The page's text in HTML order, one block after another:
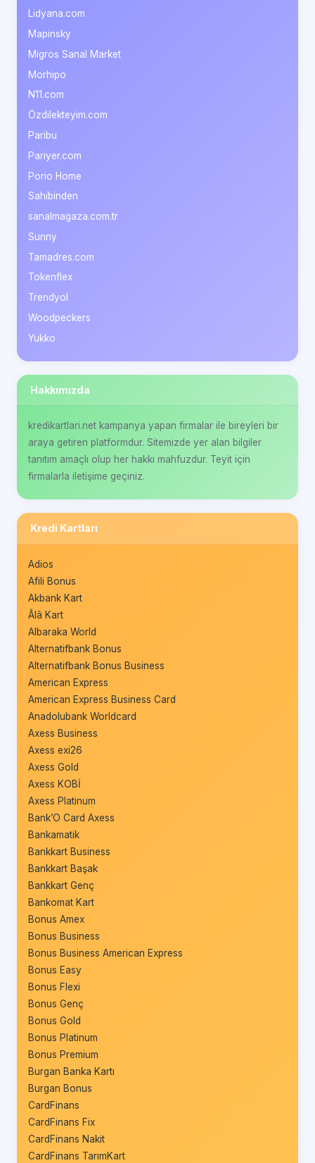
Lidyana.com
Mapinsky
Migros Sanal Market
Morhipo
N11.com
Özdilekteyim.com
Paribu
Pariyer.com
Porio Home
Sahibinden
sanalmagaza.com.tr
Sunny
Tamadres.com
Tokenflex
Trendyol
Woodpeckers
Yukko
Hakkımızda
kredikartlari.net kampanya yapan firmalar ile bireyleri bir
araya getiren platformdur. Sitemizde yer alan bilgiler
tanıtım amaçlı olup her hakkı mahfuzdur. Teyit için
firmalarla iletişime geçiniz.
Kredi Kartları
Adios
Afili Bonus
Akbank Kart
Âlâ Kart
Albaraka World
Alternatifbank Bonus
Alternatifbank Bonus Business
American Express
American Express Business Card
Anadolubank Worldcard
Axess Business
Axess exi26
Axess Gold
Axess KOBİ
Axess Platinum
Bank’O Card Axess
Bankamatik
Bankkart Business
Bankkart Başak
Bankkart Genç
Bankomat Kart
Bonus Amex
Bonus Business
Bonus Business American Express
Bonus Easy
Bonus Flexi
Bonus Genç
Bonus Gold
Bonus Platinum
Bonus Premium
Burgan Banka Kartı
Burgan Bonus
CardFinans
CardFinans Fix
CardFinans Nakit
CardFinans TarımKart